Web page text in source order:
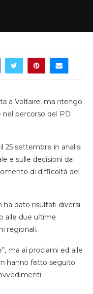
a Voltaire, ma ritengo
percorso del PD
25 settembre in analisi
e sulle decisioni da
di difficoltà del
ha dato risultati diversi
alle due ultime
regionali.
ma ai proclami ed alle
hanno fatto seguito